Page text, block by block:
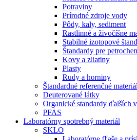
Potraviny
Prírodné zdroje vody
Pôdy, kaly, sediment
Rastlinné a živočíšne
Stabilné izotopové
Štandardy pre
Kovy a zliatiny
Plasty
Rudy a horniny
Štandardné referenčné
Deuterované látky
Organické standardy ďalších
PFAS
Laboratórny spotrebný materiál
SKLO